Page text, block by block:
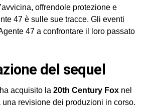
offrendole protezione e
47 è sulle sue tracce. Gli eventi
47 a confrontare il loro passato
del sequel
acquisito la 20th Century Foxnel
una revisione dei produzioni in corso.